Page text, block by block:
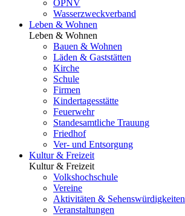
ÖPNV
Wasserzweckverband
Leben & Wohnen
Leben & Wohnen
Bauen & Wohnen
Läden & Gaststätten
Kirche
Schule
Firmen
Kindertagesstätte
Feuerwehr
Standesamtliche Trauung
Friedhof
Ver- und Entsorgung
Kultur & Freizeit
Kultur & Freizeit
Volkshochschule
Vereine
Aktivitäten & Sehenswürdigkeiten
Veranstaltungen